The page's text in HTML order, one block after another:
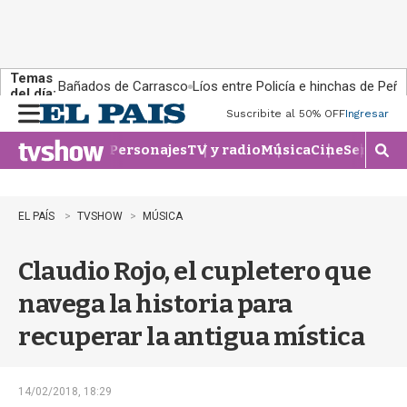
Temas
del día:Bañados de Carrasco Líos entre Policía e hinchas de
n
u
Suscribite al 50% OFFIngresar
PersonajesTV y radioMúsicaCineSeries
M
o
EL PAÍS TVSHOW MÚSICA
Claudio Rojo, el cupletero que
navega la historia para
recuperar la antigua mística
14/02/2018, 18:29